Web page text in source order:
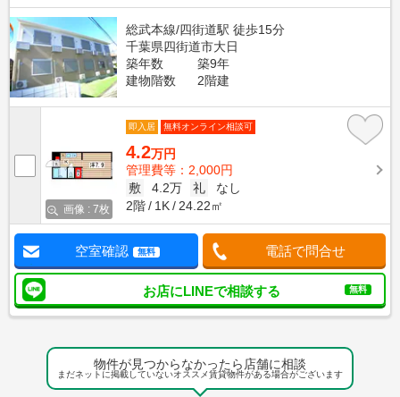
総武本線/四街道駅 徒歩15分
千葉県四街道市大日
築年数
築9年
建物階数
2階建
画像 : 7枚
即入居 無料オンライン相談可
4.2万円
管理費等：2,000円
敷
4.2万 礼
なし
2階
1K 24.22㎡
空室確認 無料 電話で問合せ
お店にLINEで相談する 無料
物件が見つからなかったら店舗に相談
まだネットに掲載していないオススメ賃貸物件がある場合がございます